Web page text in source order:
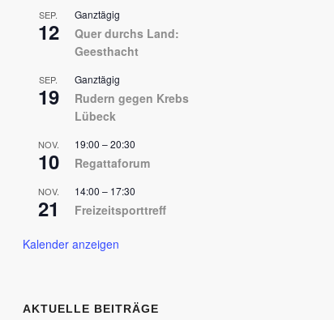
SEP.
12
Ganztägig
Quer durchs Land:
Geesthacht
SEP.
19
Ganztägig
Rudern gegen Krebs
Lübeck
NOV.
10
19:00 –20:30
Regattaforum
NOV.
21
14:00 – 17:30
Freizeitsporttreff
Kalender anzeigen
AKTUELLE BEITRÄGE